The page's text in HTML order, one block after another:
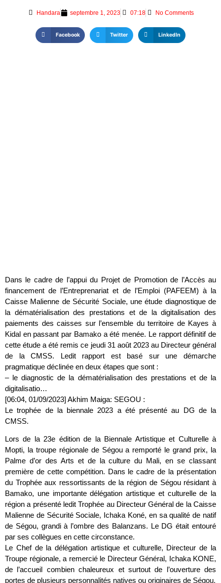
Handara septembre 1, 2023 07:18 No Comments
Facebook Twitter LinkedIn
Dans le cadre de l’appui du Projet de Promotion de l’Accès au
financement de l’Entreprenariat et de l’Emploi (PAFEEM) à la
Caisse Malienne de Sécurité Sociale, une étude diagnostique de
la dématérialisation des prestations et de la digitalisation des
paiements des caisses sur l’ensemble du territoire de Kayes à
Kidal en passant par Bamako a été menée. Le rapport définitif de
cette étude a été remis ce jeudi 31 août 2023 au Directeur général
de la CMSS. Ledit rapport est basé sur une démarche
pragmatique déclinée en deux étapes que sont :
– le diagnostic de la dématérialisation des prestations et de la
digitalisatio…
[06:04, 01/09/2023] Akhim Maiga: SEGOU :
Le trophée de la biennale 2023 a été présenté au DG de la
CMSS.
Lors de la 23e édition de la Biennale Artistique et Culturelle à
Mopti, la troupe régionale de Ségou a remporté le grand prix, la
Palme d’or des Arts et de la culture du Mali, en se classant
première de cette compétition. Dans le cadre de la présentation
du Trophée aux ressortissants de la région de Ségou résidant à
Bamako, une importante délégation artistique et culturelle de la
région a présenté ledit Trophée au Directeur Général de la Caisse
Malienne de Sécurité Sociale, Ichaka Koné, en sa qualité de natif
de Ségou, grandi à l’ombre des Balanzans. Le DG était entouré
par ses collègues en cette circonstance.
Le Chef de la délégation artistique et culturelle, Directeur de la
Troupe régionale, a remercié le Directeur Général, Ichaka KONE,
de l’accueil combien chaleureux et surtout de l’ouverture des
portes de plusieurs personnalités natives ou originaires de Ségou.